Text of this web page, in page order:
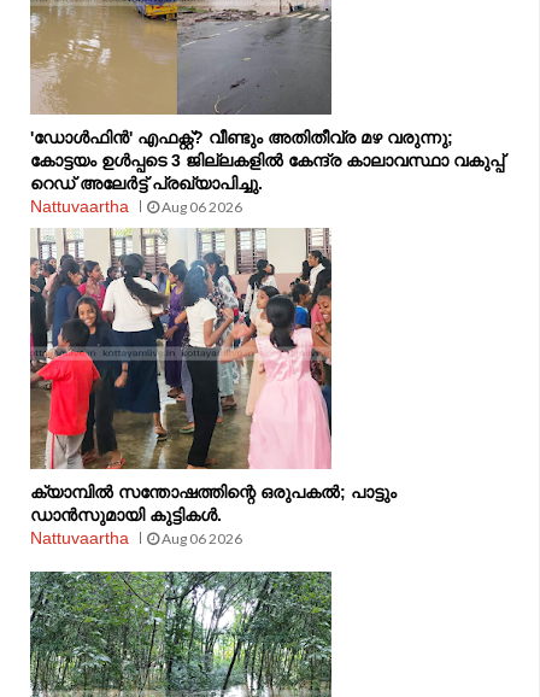
'ഡോൾഫിൻ' എഫക്റ്റ്? വീണ്ടും അതിതീവ്ര മഴ വരുന്നു;
കോട്ടയം ഉൾപ്പടെ 3 ജില്ലകളിൽ കേന്ദ്ര കാലാവസ്ഥാ വകുപ്പ്
റെഡ് അലേർട്ട് പ്രഖ്യാപിച്ചു.
Nattuvaartha
Aug 06 2026
ക്യാമ്പിൽ സന്തോഷത്തിന്റെ ഒരുപകൽ; പാട്ടും
ഡാൻസുമായി കുട്ടികൾ.
Nattuvaartha
Aug 06 2026